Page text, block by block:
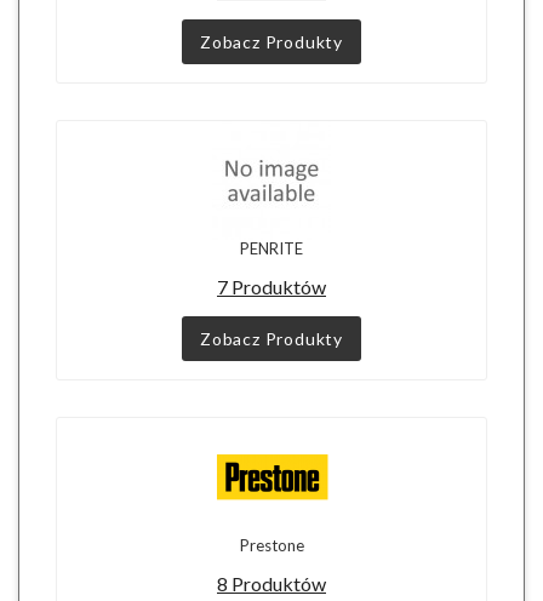
Zobacz Produkty
PENRITE
7 Produktów
Zobacz Produkty
Prestone
8 Produktów